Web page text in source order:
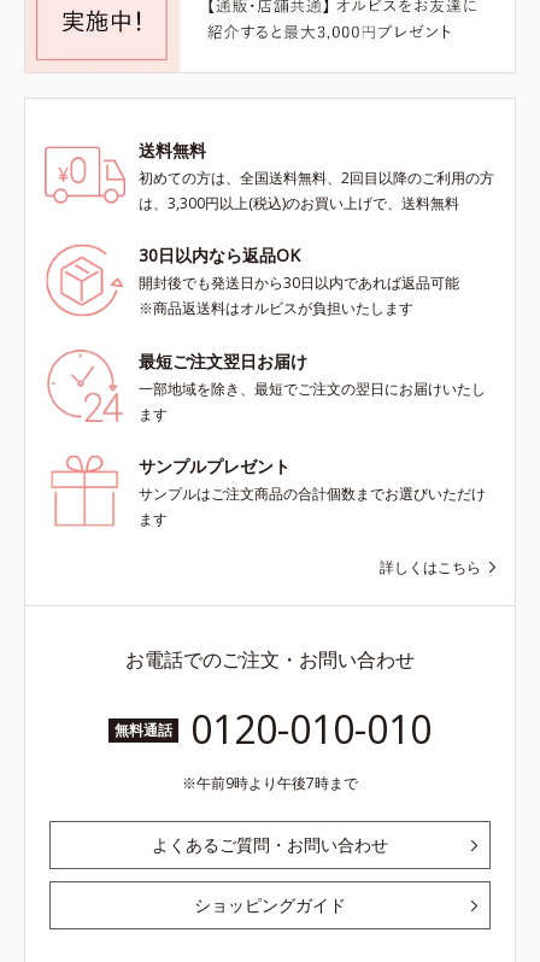
送料無料
初めての方は、全国送料無料、2回目以降のご利用の方
は、3,300円以上(税込)のお買い上げで、送料無料
30日以内なら返品OK
開封後でも発送日から30日以内であれば返品可能
※商品返送料はオルビスが負担いたします
最短ご注文翌日お届け
一部地域を除き、最短でご注文の翌日にお届けいたし
ます
サンプルプレゼント
サンプルはご注文商品の合計個数までお選びいただけ
ます
詳しくはこちら
お電話でのご注文・お問い合わせ
無料通話 0120-010-010
午前9時より午後7時まで
よくあるご質問・お問い合わせ
ショッピングガイド